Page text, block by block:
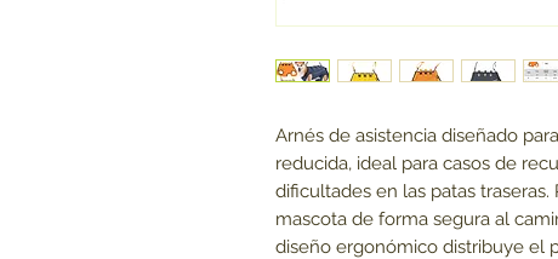
Arnés de asistencia diseñado
reducida, ideal para casos de
dificultades en las patas
mascota de forma segura al
diseño ergonómico distribuye el